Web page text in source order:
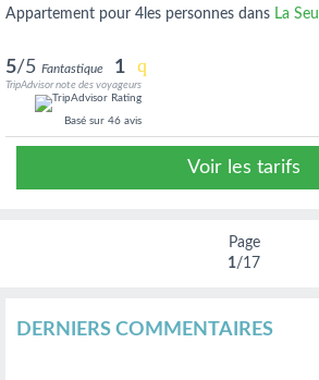
appartement pour 4les personnes dans La Seu
5/5 Fantastique 1
TripAdvisor note des voyageurs
Basé sur 46 avis
Voir les tarifs
Page
1/17
DERNIERS COMMENTAIRES